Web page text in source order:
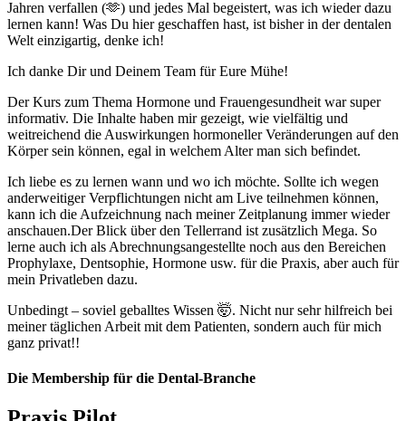
Jahren verfallen (🫶) und jedes Mal begeistert, was ich wieder dazu
lernen kann! Was Du hier geschaffen hast, ist bisher in der dentalen
Welt einzigartig, denke ich!
Ich danke Dir und Deinem Team für Eure Mühe!
Der Kurs zum Thema Hormone und Frauengesundheit war super
informativ. Die Inhalte haben mir gezeigt, wie vielfältig und
weitreichend die Auswirkungen hormoneller Veränderungen auf den
Körper sein können, egal in welchem Alter man sich befindet.
Ich liebe es zu lernen wann und wo ich möchte. Sollte ich wegen
anderweitiger Verpflichtungen nicht am Live teilnehmen können,
kann ich die Aufzeichnung nach meiner Zeitplanung immer wieder
anschauen.Der Blick über den Tellerrand ist zusätzlich Mega. So
lerne auch ich als Abrechnungsangestellte noch aus den Bereichen
Prophylaxe, Dentsophie, Hormone usw. für die Praxis, aber auch für
mein Privatleben dazu.
Unbedingt – soviel geballtes Wissen 🤯. Nicht nur sehr hilfreich bei
meiner täglichen Arbeit mit dem Patienten, sondern auch für mich
ganz privat!!
Die Membership für die Dental-Branche